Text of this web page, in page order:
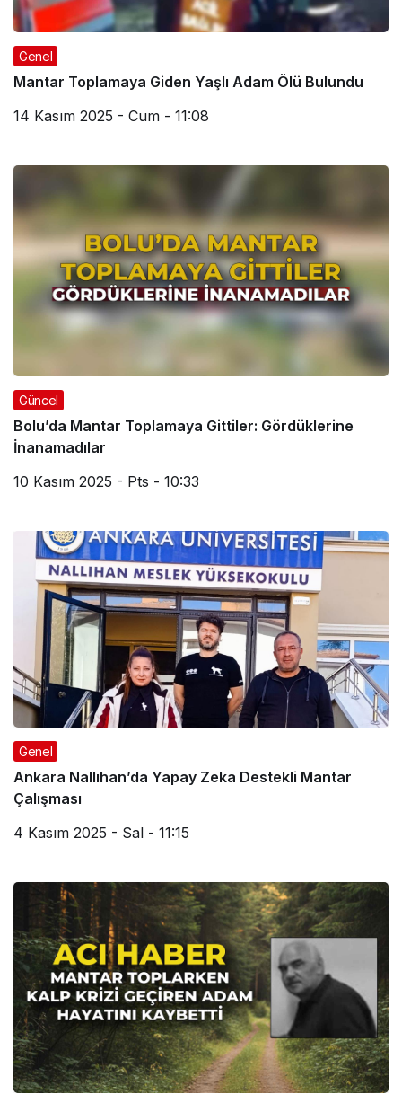
Genel
Mantar Toplamaya Giden Yaşlı Adam Ölü Bulundu
14 Kasım 2025 - Cum - 11:08
Güncel
Bolu’da Mantar Toplamaya Gittiler: Gördüklerine
İnanamadılar
10 Kasım 2025 - Pts - 10:33
Genel
Ankara Nallıhan’da Yapay Zeka Destekli Mantar
Çalışması
4 Kasım 2025 - Sal - 11:15